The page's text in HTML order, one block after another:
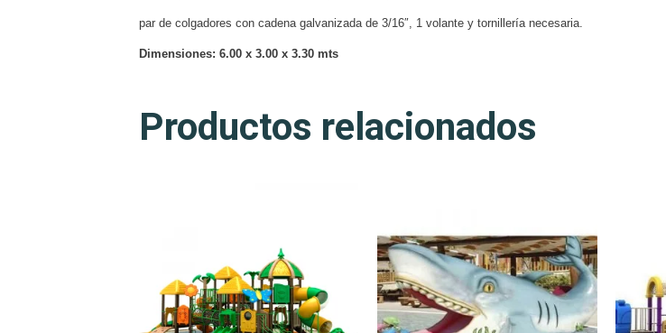
par de colgadores con cadena galvanizada de 3/16″, 1 volante y tornillería necesaria.
Dimensiones: 6.00 x 3.00 x 3.30 mts
Productos relacionados